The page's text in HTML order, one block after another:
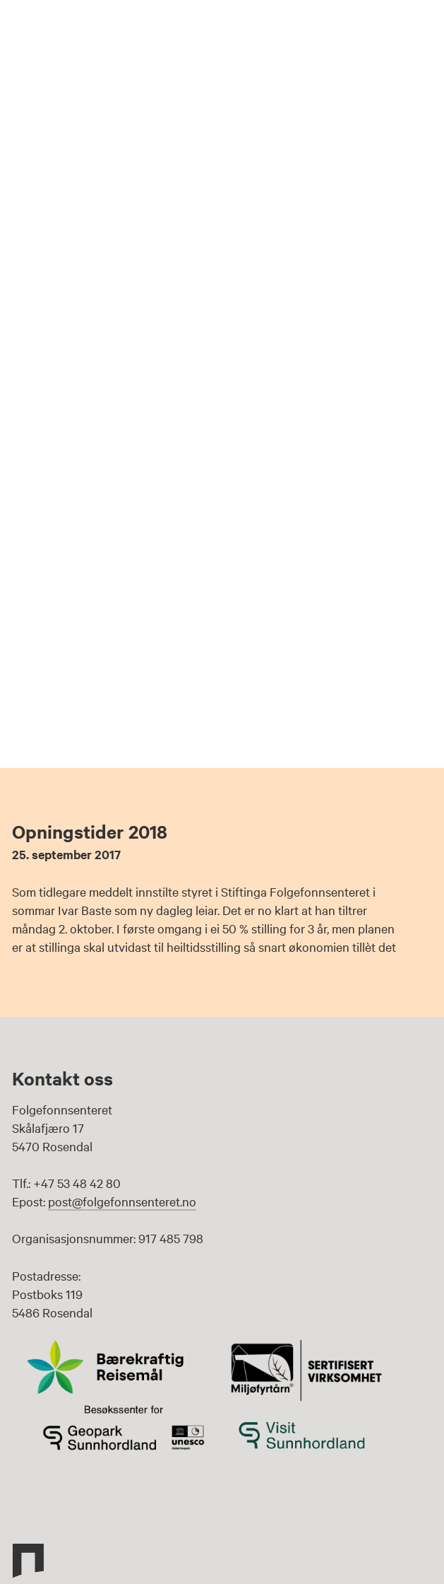
Opningstider 2018
25. september 2017
Som tidlegare meddelt innstilte styret i Stiftinga Folgefonnsenteret i
sommar Ivar Baste som ny dagleg leiar. Det er no klart at han tiltrer
måndag 2. oktober. I første omgang i ei 50 % stilling for 3 år, men planen
er at stillinga skal utvidast til heiltidsstilling så snart økonomien tillèt det
Kontakt oss
Folgefonnsenteret
Skålafjæro 17
5470 Rosendal
Tlf.: +47 53 48 42 80
Epost: post@folgefonnsenteret.no
Organisasjonsnummer: 917 485 798
Postadresse:
Postboks 119
5486 Rosendal